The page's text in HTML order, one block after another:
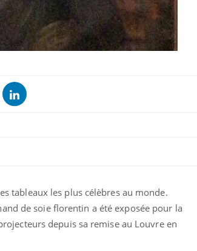
tableaux les plus célèbres au monde.
de soie florentin a été exposée pour la
depuis sa remise au Louvre en